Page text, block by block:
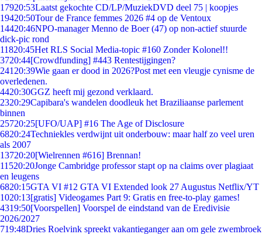
17920:53Laatst gekochte CD/LP/MuziekDVD deel 75 | koopjes
19420:50Tour de France femmes 2026 #4 op de Ventoux
14420:46NPO-manager Menno de Boer (47) op non-actief stuurde
dick-pic rond
11820:45Het RLS Social Media-topic #160 Zonder Kolonel!!
3720:44[Crowdfunding] #443 Rentestijgingen?
241 20:39Wie gaan er dood in 2026?Post met een vleugje cynisme de
overledenen.
4420:30GGZ heeft mij gezond verklaard.
2320:29Capibara's wandelen doodleuk het Braziliaanse parlement
binnen
25720:25[UFO/UAP] #16 The Age of Disclosure
6820:24Techniekles verdwijnt uit onderbouw: maar half zo veel uren
als 2007
13720:20[Wielrennen #616] Brennan!
11520:20Jonge Cambridge professor stapt op na claims over plagiaat
en leugens
6820:15GTA VI #12 GTA VI Extended look 27 Augustus Netflix/YT
1020:13[gratis] Videogames Part 9: Gratis en free-to-play games!
4319:50[Voorspellen] Voorspel de eindstand van de Eredivisie
2026/2027
719:48Dries Roelvink spreekt vakantieganger aan om gele zwembroek